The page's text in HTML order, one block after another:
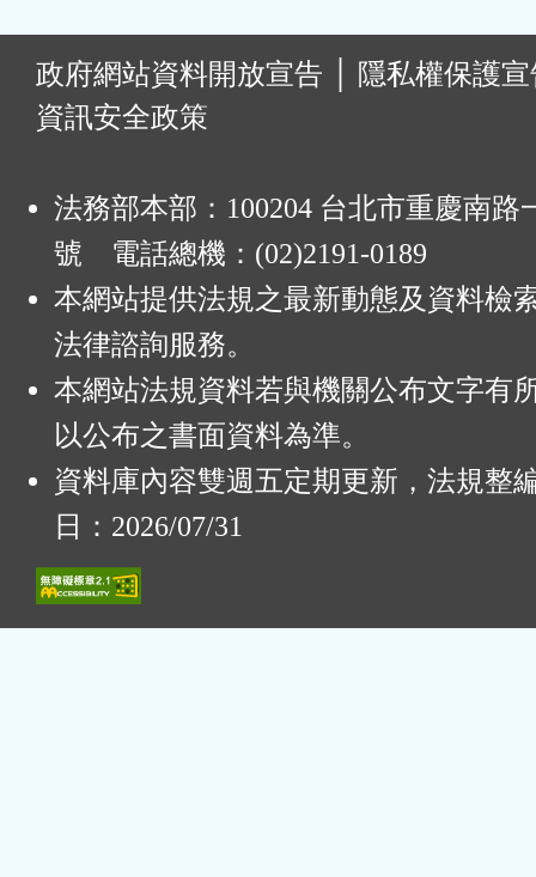
政府網站資料開放宣告
隱私權保護
資訊安全政策
法務部本部：100204 台北市重慶南路
號 電話總機：(02)2191-0189
本網站提供法規之最新動態及資料檢
法律諮詢服務。
本網站法規資料若與機關公布文字有
以公布之書面資料為準。
資料庫內容雙週五定期更新，法規整
日：2026/07/31